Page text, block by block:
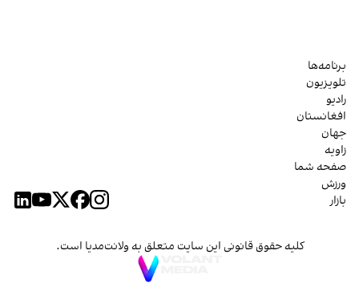
برنامه‌ها
تلویزیون
رادیو
افغانستان
جهان
زاویه
صفحه شما
ورزش
بازار
کلیه حقوق قانونی این سایت متعلق به ولانت‌مدیا است.